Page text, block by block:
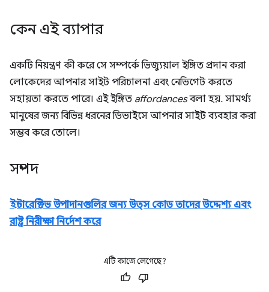
কেন এই ব্যাপার
একটি নিয়ন্ত্রণ কী করে সে সম্পর্কে ভিজ্যুয়াল ইঙ্গিত প্রদান করা
লোকেদের আপনার সাইট পরিচালনা এবং নেভিগেট করতে
সহায়তা করতে পারে। এই ইঙ্গিত affordancesবলা হয়. সামর্থ্য
মানুষের জন্য বিভিন্ন ধরনের ডিভাইসে আপনার সাইট ব্যবহার করা
সম্ভব করে তোলে।
সম্পদ
ইন্টারেক্টিভ উপাদানগুলির জন্য উত্স কোড তাদের উদ্দেশ্য এবং
রাষ্ট্র নিরীক্ষা নির্দেশ করে
এটি কাজে লেগেছে?